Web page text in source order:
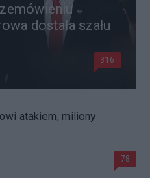
dostała szału
316
atakiem, miliony
78